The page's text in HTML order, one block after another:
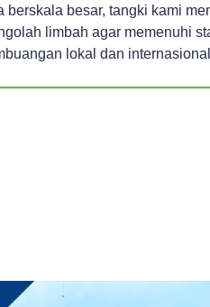
berskala besar, tangki kami
limbah agar memenuhi
lokal dan